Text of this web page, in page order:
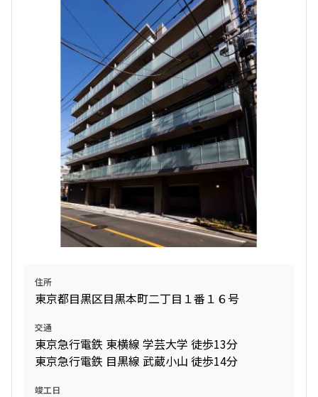
住所
東京都目黒区目黒本町二丁目１番１６号
交通
東京急行電鉄 東横線 学芸大学 徒歩13分
東京急行電鉄 目黒線 武蔵小山 徒歩14分
竣工日